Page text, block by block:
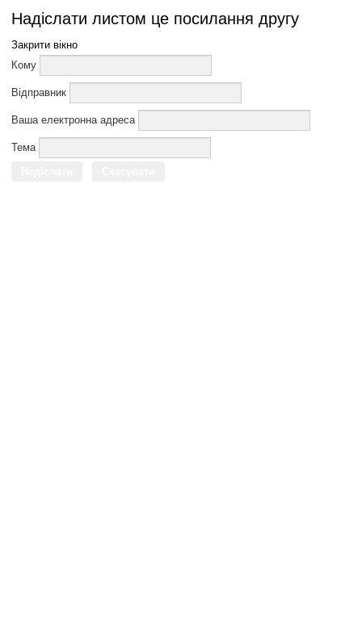
Надіслати листом це посилання другу
Закрити вікно
Кому
Відправник
Ваша електронна адреса
Тема